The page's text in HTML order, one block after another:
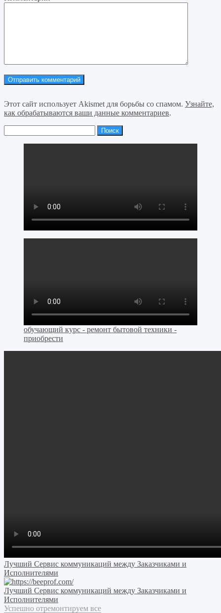
Этот сайт использует Akismet для борьбы со спамом. Узнайте,
как обрабатываются ваши данные комментариев.
обучающий курс - ремонт бытовой техники -
приобрести
Лучший Сервис коммуникаций между Заказчиками и
Исполнителями
Лучший Сервис коммуникаций между Заказчиками и
Исполнителями
Успешно отремонтируем все